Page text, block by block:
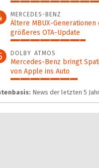
85%
MERCEDES-BENZ
Ältere MBUX-Generationen
größeres OTA-Update
65%
DOLBY ATMOS
Mercedes-Benz bringt
von Apple ins Auto
58%
News der letzten 5